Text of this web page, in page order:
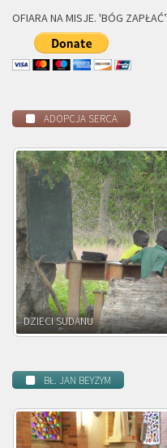
OFIARA NA MISJE. 'BÓG ZAPŁAĆ’
ADOPCJA SERCA
DZIECI ZAMBII
BŁ. JAN BEYZYM